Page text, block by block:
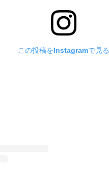
この投稿をInstagramで見る